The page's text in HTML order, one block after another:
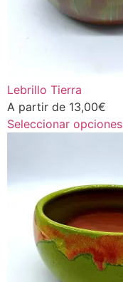
Lebrillo Tierra
A partir de 13,00€
Seleccionar opciones